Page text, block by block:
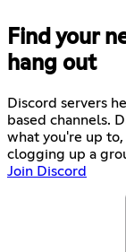
Find your
hang out
Discord servers
based channels.
what you're up
clogging up a
Join Discord